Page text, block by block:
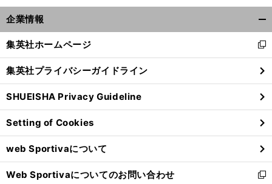
企業情報
閉
る
集英社ホームページ
新
し
い
ウ
ィ
ン
ド
ウ
で
開
く
集英社プライバシーガイドライン
SHUEISHA Privacy Guideline
Setting of Cookies
web Sportivaについて
Web Sportivaについてのお問い合わせ
新